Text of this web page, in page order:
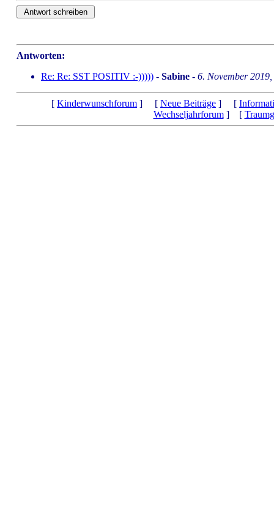
Antworten:
Re: Re: SST POSITIV :-))))) - Sabine - 6. November
[ Kinderwunschforum ] [ Neue Beiträge ] [
Wechseljahrforum] [